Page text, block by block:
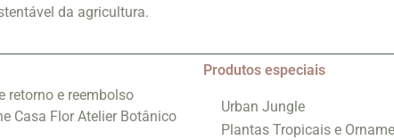
da agricultura.
retorno e reembolso
Casa Flor Atelier Botânico
Produtos especiais
Urban Jungle
Plantas Tropicais e